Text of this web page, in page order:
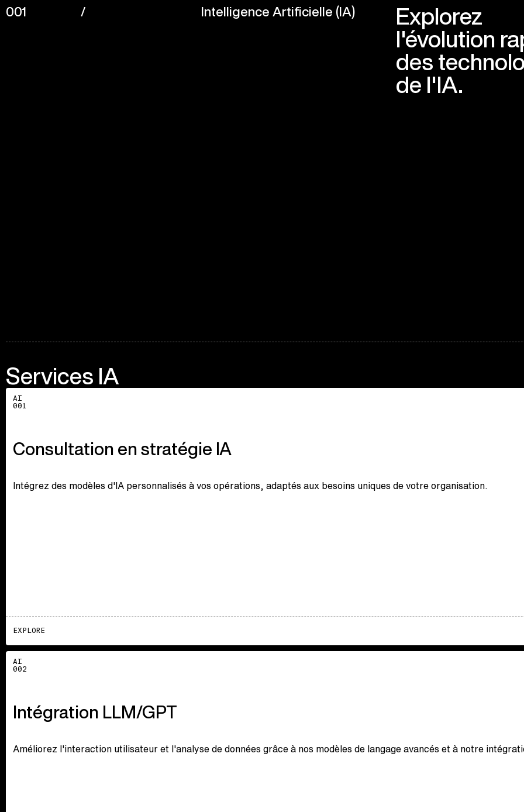
001 / Intelligence Artificielle (IA) Explorez
l'évolution
des
de l'IA.
Services IA
Explore
AI
001
Consultation en stratégie IA
Intégrez des modèles d'IA personnalisés à vos opérations, adaptés aux besoins uniques de votre organisation.
EXPLORE
Explore
AI
002
Intégration LLM/GPT
Améliorez l'interaction utilisateur et l'analyse de données grâce à nos modèles de langage avancés et à notre